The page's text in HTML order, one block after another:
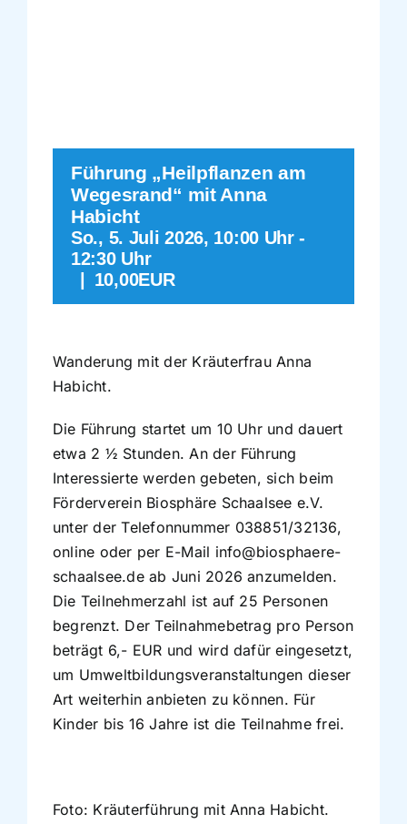
Kontakt
Führung „Heilpflanzen am
Wegesrand“ mit Anna
Habicht
So., 5. Juli 2026, 10:00 Uhr-
12:30 Uhr
10,00EUR
Wanderung mit der Kräuterfrau Anna
Habicht.
Die Führung startet um 10 Uhr und dauert
etwa 2 ½ Stunden. An der Führung
Interessierte werden gebeten, sich beim
Förderverein Biosphäre Schaalsee e.V.
unter der Telefonnummer 038851/32136,
online oder per E-Mail info@biosphaere-
schaalsee.de ab Juni 2026 anzumelden.
Die Teilnehmerzahl ist auf 25 Personen
begrenzt. Der Teilnahmebetrag pro Person
beträgt 6,- EUR und wird dafür eingesetzt,
um Umweltbildungsveranstaltungen dieser
Art weiterhin anbieten zu können. Für
Kinder bis 16 Jahre ist die Teilnahme frei.
Foto: Kräuterführung mit Anna Habicht.